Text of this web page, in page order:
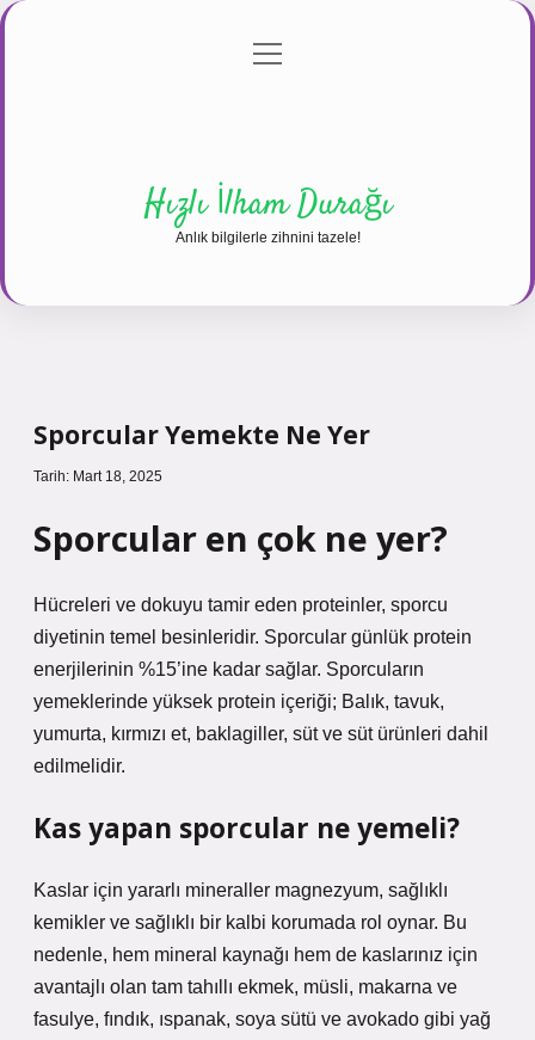
Gizlilik Politikası
menüyü
Hızlı İlham Durağı
Anlık bilgilerle zihnini tazele!
Sporcular Yemekte Ne Yer
Tarih: Mart 18, 2025
Sporcular en çok ne yer?
Hücreleri ve dokuyu tamir eden proteinler, sporcu
diyetinin temel besinleridir. Sporcular günlük protein
enerjilerinin %15’ine kadar sağlar. Sporcuların
yemeklerinde yüksek protein içeriği; Balık, tavuk,
yumurta, kırmızı et, baklagiller, süt ve süt ürünleri dahil
edilmelidir.
Kas yapan sporcular ne yemeli?
Kaslar için yararlı mineraller magnezyum, sağlıklı
kemikler ve sağlıklı bir kalbi korumada rol oynar. Bu
nedenle, hem mineral kaynağı hem de kaslarınız için
avantajlı olan tam tahıllı ekmek, müsli, makarna ve
fasulye, fındık, ıspanak, soya sütü ve avokado gibi yağ